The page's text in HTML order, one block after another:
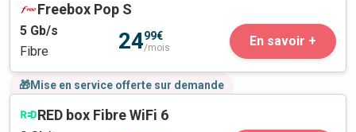
Freebox Pop S
5 Gb/s
Fibre
2499€
/mois En savoir +
🎁Mise en service offerte sur demande
RED box Fibre WiFi 6